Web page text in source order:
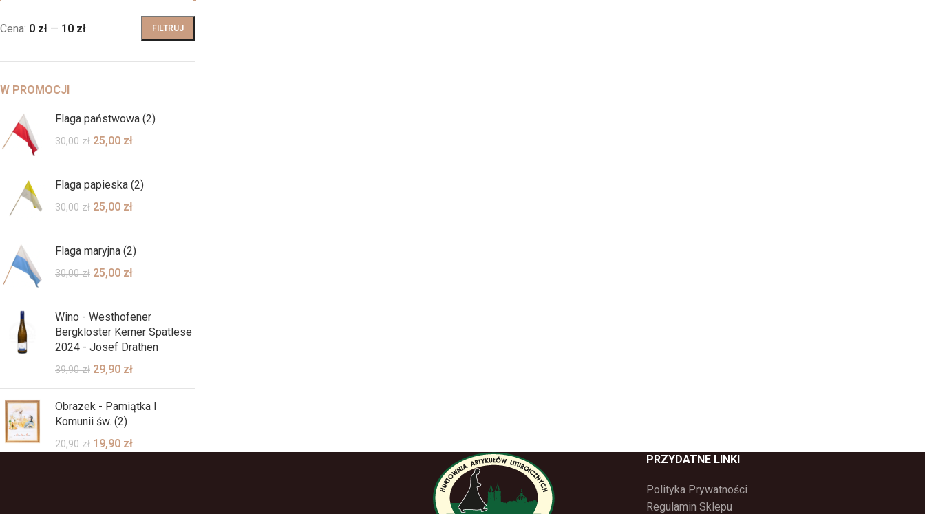
FILTRUJ
Cena: 0 zł — 10 zł
W PROMOCJI
Flaga państwowa (2)
30,00zł 25,00 zł
Flaga papieska (2)
30,00zł 25,00 zł
Flaga maryjna (2)
30,00zł 25,00 zł
Wino - Westhofener
Bergkloster Kerner Spatlese
2024 - Josef Drathen
39,90zł 29,90 zł
Obrazek - Pamiątka I
Komunii św. (2)
20,90zł 19,90 zł
PRZYDATNE LINKI
Polityka Prywatności
Regulamin Sklepu